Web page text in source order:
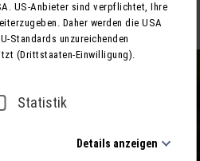
– DAS ORIGINAL in Bremen
US-Anbieter sind verpflichtet, Ihre
Daher werden die USA
Standards unzureichenden
(Drittstaaten-Einwilligung).
Statistik
Details anzeigen